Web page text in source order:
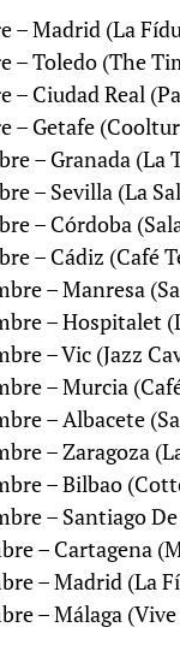
– Madrid (La
– Toledo (The
– Ciudad Real
– Getafe
– Granada (La
– Sevilla (La
– Córdoba
– Cádiz (Café
– Manresa
– Hospitalet
– Vic (Jazz
– Murcia
– Albacete
– Zaragoza
– Bilbao
– Santiago
– Cartagena
– Madrid (La
– Málaga